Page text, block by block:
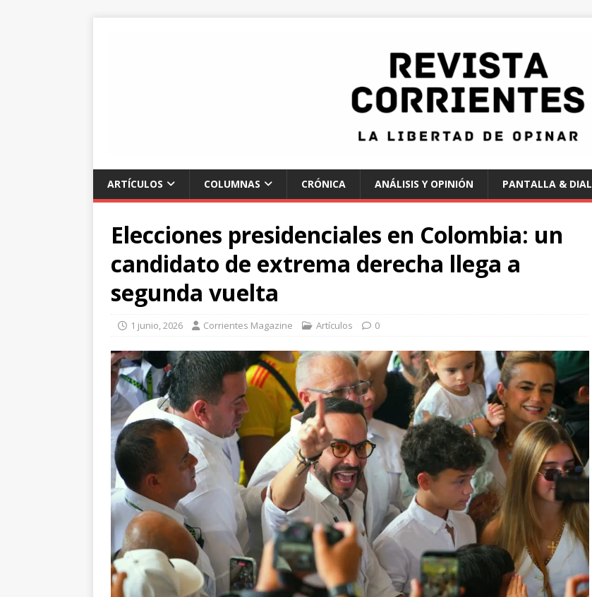
ARTÍCULOS COLUMNAS CRÓNICA ANÁLISIS Y OPINIÓN PANTALLA & DIAL
Elecciones presidenciales en Colombia: un
candidato de extrema derecha llega a
segunda vuelta
1 junio, 2026 Corrientes Magazine Artículos 0